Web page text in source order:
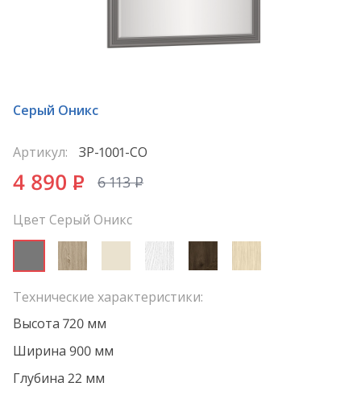
Серый Оникс
Артикул: ЗР-1001-СО
4 890 P 6 113P
Цвет Серый Оникс
Технические характеристики:
Высота 720 мм
Ширина 900 мм
Глубина 22 мм